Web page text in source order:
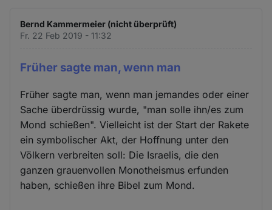
Bernd Kammermeier (nicht überprüft)
Fr. 22 Feb 2019 - 11:32
Früher sagte man, wenn man
Früher sagte man, wenn man jemandes oder einer
Sache überdrüssig wurde, "man solle ihn/es zum
Mond schießen". Vielleicht ist der Start der Rakete
ein symbolischer Akt, der Hoffnung unter den
Völkern verbreiten soll: Die Israelis, die den
ganzen grauenvollen Monotheismus erfunden
haben, schießen ihre Bibel zum Mond.